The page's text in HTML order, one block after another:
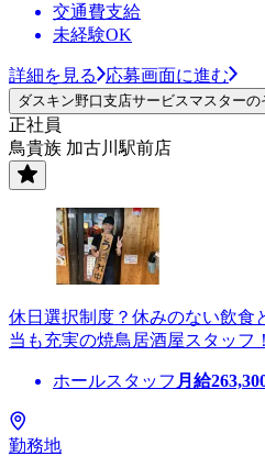
交通費支給
未経験OK
詳細を見る 応募画面に進む
ダスキン野口支店サービスマスター
正社員
鳥貴族 加古川駅前店
休日選択制度？休みのない飲食
当も充実の焼鳥居酒屋スタッフ！
ホールスタッフ 月給
勤務地